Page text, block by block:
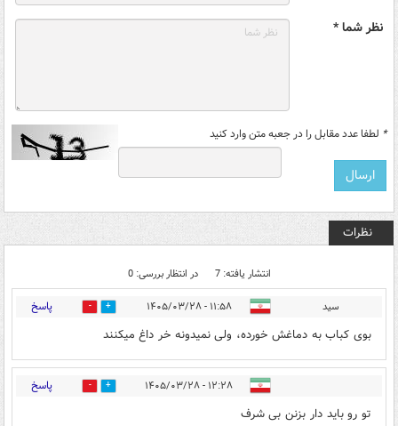
نظر شما *
* لطفا عدد مقابل را در جعبه متن وارد کنید
نظرات
انتشار یافته: 7 در انتظار بررسی: 0
سید ۱۱:۵۸ - ۱۴۰۵/۰۳/۲۸ 1 پاسخ
بوی کباب به دماغش خورده، ولی نمیدونه خر داغ میکنند
۱۲:۲۸ - ۱۴۰۵/۰۳/۲۸ 1 پاسخ
تو رو باید دار بزنن بی شرف